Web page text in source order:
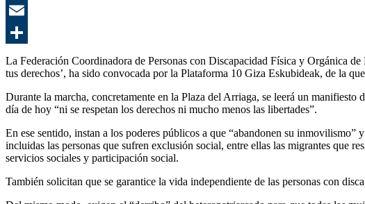
La Federación Coordinadora de Personas con Discapacidad Física y Orgánica
tus derechos’, ha sido convocada por la Plataforma 10 Giza Eskubideak, de la
Durante la marcha, concretamente en la Plaza del Arriaga, se leerá un manifiesto
día de hoy “ni se respetan los derechos ni mucho menos las libertades”.
En ese sentido, instan a los poderes públicos a que “abandonen su
incluidas las personas que sufren exclusión social, entre ellas las migrantes que
servicios sociales y participación social.
También solicitan que se garantice la vida independiente de las personas con